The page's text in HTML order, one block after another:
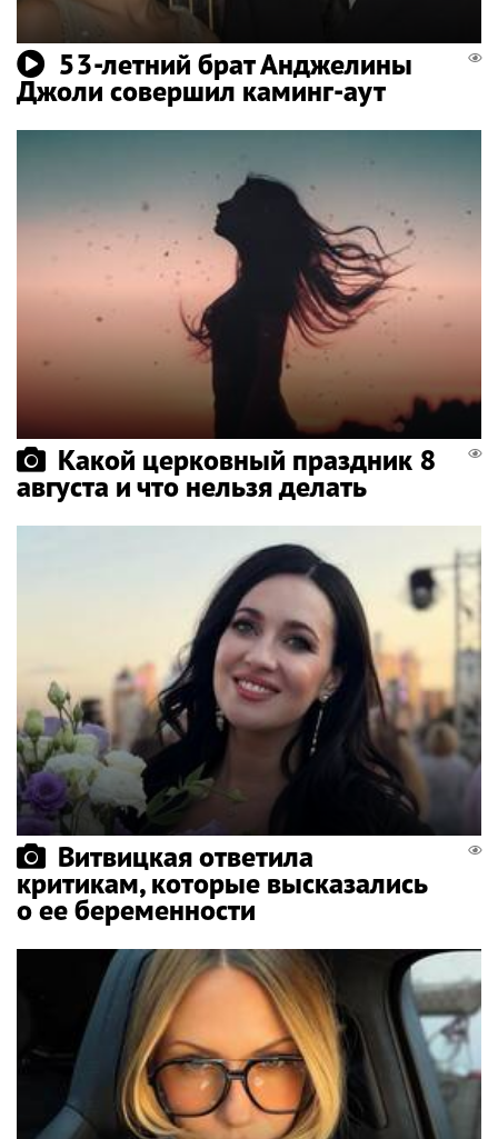
53-летний брат Анджелины
Джоли совершил каминг-аут
Какой церковный праздник 8
августа и что нельзя делать
Витвицкая ответила
критикам, которые высказались
о ее беременности